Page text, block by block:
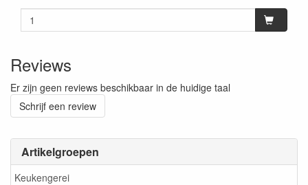
Artikelgroepen
Keukengerei
Reviews
Er zijn geen reviews beschikbaar in de huidige taal
Schrijf een review